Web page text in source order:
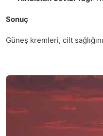
Sonuç
Güneş kremleri, cilt